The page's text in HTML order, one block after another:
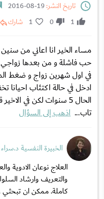
تاريخ النشر:
1
0
1 شارك
مساء الخير انا اعاني من
حب فاشلة و من بعدها
في اول شهرين زواج و ضغط
ادخل في حالة اكتئاب احيانا
الحال 5 سنوات لكن في
تاب... اذهب إلى السؤال
الخبيرة النفسية
العلاج نوعان الادوية
والتعريف وارشاد
كاملة. ممكن ان